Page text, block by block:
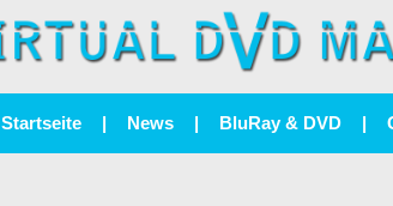
Startseite | News | BluRay & DVD |